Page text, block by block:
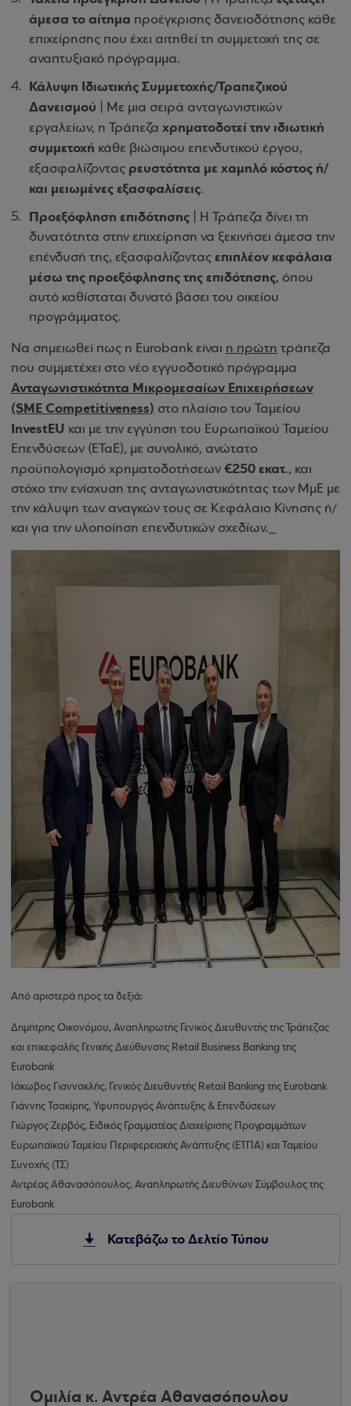
άμεσα το αίτημα προέγκρισης δανειοδότησης κάθε
επιχείρησης που έχει αιτηθεί τη συμμετοχή της σε
αναπτυξιακό πρόγραμμα.
Κάλυψη Ιδιωτικής Συμμετοχής/Τραπεζικού
Δανεισμού | Με μια σειρά ανταγωνιστικών
εργαλείων, η Τράπεζα χρηματοδοτεί την ιδιωτική
συμμετοχή κάθε βιώσιμου επενδυτικού έργου,
εξασφαλίζοντας ρευστότητα με χαμηλό κόστος ή/
και μειωμένες εξασφαλίσεις.
Προεξόφληση επιδότησης | Η Τράπεζα δίνει τη
δυνατότητα στην επιχείρηση να ξεκινήσει άμεσα την
επένδυσή της, εξασφαλίζοντας επιπλέον κεφάλαια
μέσω της προεξόφλησης της επιδότησης, όπου
αυτό καθίσταται δυνατό βάσει του οικείου
προγράμματος.
Να σημειωθεί πως η Eurobank είναι η πρώτη τράπεζα
που συμμετέχει στο νέο εγγυοδοτικό πρόγραμμα
Ανταγωνιστικότητα Μικρομεσαίων Επιχειρήσεων
(SME Competitiveness) στο πλαίσιο του Ταμείου
InvestEU και με την εγγύηση του Ευρωπαϊκού Ταμείου
Επενδύσεων (ΕΤαΕ), με συνολικό, ανώτατο
προϋπολογισμό χρηματοδοτήσεων €250 εκατ., και
στόχο την ενίσχυση της ανταγωνιστικότητας των ΜμΕ με
την κάλυψη των αναγκών τους σε Κεφάλαιο Κίνησης ή/
και για την υλοποίηση επενδυτικών σχεδίων._
Από αριστερά προς τα δεξιά:
Δημήτρης Οικονόμου, Αναπληρωτής Γενικός Διευθυντής της Τράπεζας
και επικεφαλής Γενικής Διεύθυνσης Retail Business Banking της
Eurobank
Ιάκωβος Γιαννακλής, Γενικός Διευθυντής Retail Banking της Eurobank
Γιάννης Τσακίρης, Υφυπουργός Ανάπτυξης & Επενδύσεων
Γιώργος Ζερβός, Ειδικός Γραμματέας Διαχείρισης Προγραμμάτων
Ευρωπαϊκού Ταμείου Περιφερειακής Ανάπτυξης (ΕΤΠΑ) και Ταμείου
Συνοχής (ΤΣ)
Αντρέας Αθανασόπουλος, Αναπληρωτής Διευθύνων Σύμβουλος της
Eurobank
Κατεβάζω το Δελτίο Τύπου
Ομιλία κ. Αντρέα Αθανασόπουλου